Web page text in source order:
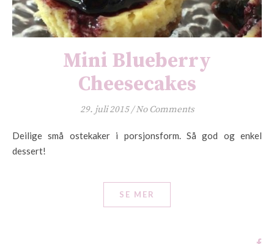
Mini Blueberry
Cheesecakes
29. juli 2015/No Comments
Deilige små ostekaker i porsjonsform. Så god og enkel
dessert!
SE MER